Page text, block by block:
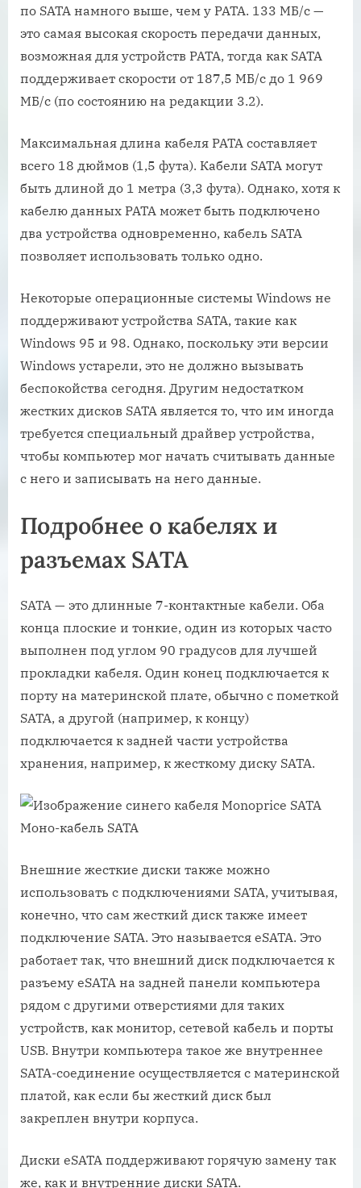
по SATA намного выше, чем у PATA. 133 МБ/с —
это самая высокая скорость передачи данных,
возможная для устройств PATA, тогда как SATA
поддерживает скорости от 187,5 МБ/с до 1 969
МБ/с (по состоянию на редакции 3.2).
Максимальная длина кабеля PATA составляет
всего 18 дюймов (1,5 фута). Кабели SATA могут
быть длиной до 1 метра (3,3 фута). Однако, хотя к
кабелю данных PATA может быть подключено
два устройства одновременно, кабель SATA
позволяет использовать только одно.
Некоторые операционные системы Windows не
поддерживают устройства SATA, такие как
Windows 95 и 98. Однако, поскольку эти версии
Windows устарели, это не должно вызывать
беспокойства сегодня. Другим недостатком
жестких дисков SATA является то, что им иногда
требуется специальный драйвер устройства,
чтобы компьютер мог начать считывать данные
с него и записывать на него данные.
Подробнее о кабелях и
разъемах SATA
SATA — это длинные 7-контактные кабели. Оба
конца плоские и тонкие, один из которых часто
выполнен под углом 90 градусов для лучшей
прокладки кабеля. Один конец подключается к
порту на материнской плате, обычно с пометкой
SATA, а другой (например, к концу)
подключается к задней части устройства
хранения, например, к жесткому диску SATA.
Моно-кабель SATA
Внешние жесткие диски также можно
использовать с подключениями SATA, учитывая,
конечно, что сам жесткий диск также имеет
подключение SATA. Это называется eSATA. Это
работает так, что внешний диск подключается к
разъему eSATA на задней панели компьютера
рядом с другими отверстиями для таких
устройств, как монитор, сетевой кабель и порты
USB. Внутри компьютера такое же внутреннее
SATA-соединение осуществляется с материнской
платой, как если бы жесткий диск был
закреплен внутри корпуса.
Диски eSATA поддерживают горячую замену так
же, как и внутренние диски SATA.